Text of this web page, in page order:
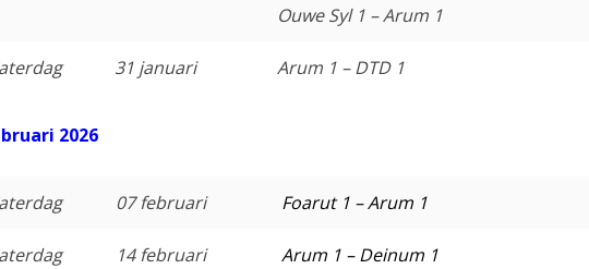
Ouwe Syl 1 – Arum 1
31 januari Arum 1 – DTD 1
2026
07 februari Foarut 1 – Arum 1
14 februari
Arum 1 – Deinum 1